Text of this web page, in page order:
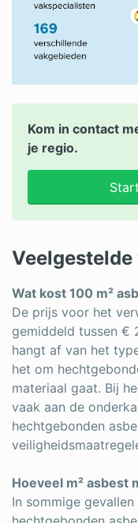
Kom in contact
je regio.
Veelgestelde
Wat kost 100 m²
De prijs voor het
gemiddeld tussen €
hangt af van het
het om
materiaal gaat. Bij
vaak aan de
hechtgebonden
Hoeveel m² asbest
In sommige